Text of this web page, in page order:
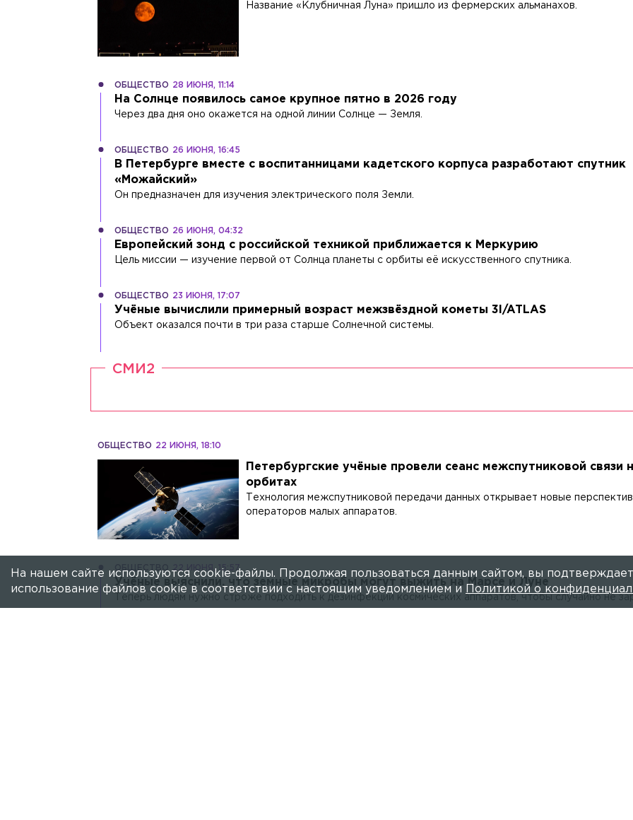
Название «Клубничная Луна» пришло из фермерских альманахов.
ОБЩЕСТВО 28 ИЮНЯ, 11:14
На Солнце появилось самое крупное пятно в 2026 году
Через два дня оно окажется на одной линии Солнце — Земля.
ОБЩЕСТВО 26 ИЮНЯ, 16:45
В Петербурге вместе с воспитанницами кадетского корпуса разработают спутник
«Можайский»
Он предназначен для изучения электрического поля Земли.
ОБЩЕСТВО 26 ИЮНЯ, 04:32
Европейский зонд с российской техникой приближается к Меркурию
Цель миссии — изучение первой от Солнца планеты с орбиты её искусственного спутника.
ОБЩЕСТВО 23 ИЮНЯ, 17:07
Учёные вычислили примерный возраст межзвёздной кометы 3I/ATLAS
Объект оказался почти в три раза старше Солнечной системы.
СМИ2
ОБЩЕСТВО 22 ИЮНЯ, 18:10
Петербургские учёные провели сеанс межспутниковой связи
орбитах
Технология межспутниковой передачи данных открывает новые
операторов малых аппаратов.
22 ИЮНЯ, 15:57
Учёные выяснили, что земные микробы могут выжить на Марсе и Луне
Теперь людям нужно строже подходить к дезинфекции космических аппаратов, чтобы случайно не
На нашем сайте используются cookie-файлы. Продолжая пользоваться данным сайтом, вы
использование файлов cookie в соответствии с настоящим уведомлением и
Политикой о